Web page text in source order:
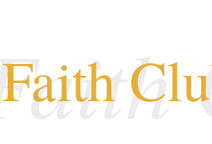
Faith
Faith